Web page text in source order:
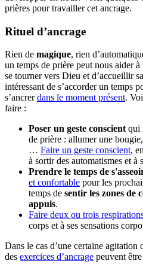
prières pour travailler cet ancrage.
Rituel d’ancrage
Rien de magique, rien
un temps de prière peut nous aider
se tourner vers Dieu et d’accueillir
intéressant de s’accorder un temps
s’ancrerdans le moment présent.
faire :
Poser un geste conscientqui
de prière : allumer une
… Faire un geste conscient,
à sortir des automatismes et à
Prendre le temps de
et confortable pour les
temps de sentir les zones de
appuis.
Faire deux ou trois
corps et à ses sensations
Dans le cas d’une certaine agitation
des exercices d’ancrage peuvent